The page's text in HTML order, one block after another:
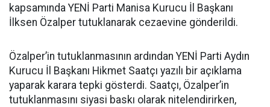
kapsamında YENİ Parti Manisa Kurucu İl Başkanı
İlksen Özalper tutuklanarak cezaevine gönderildi.
Özalper’in tutuklanmasının ardından YENİ Parti Aydın
Kurucu İl Başkanı Hikmet Saatçı yazılı bir açıklama
yaparak karara tepki gösterdi. Saatçı, Özalper’in
tutuklanmasını siyasi baskı olarak nitelendirirken,